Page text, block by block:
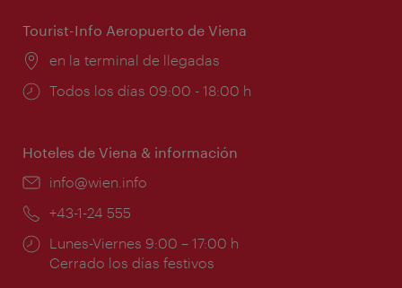
Tourist-Info Aeropuerto de Viena
Lugar:
en la terminal de llegadas
Horarios
Todos los días 09:00 - 18:00 h
Hoteles de Viena & información
e-
info@wien.info
Teléfono:
+43-1-24 555
Horarios
de
Lunes-Viernes 9:00 – 17:00 h
Cerrado los días festivos